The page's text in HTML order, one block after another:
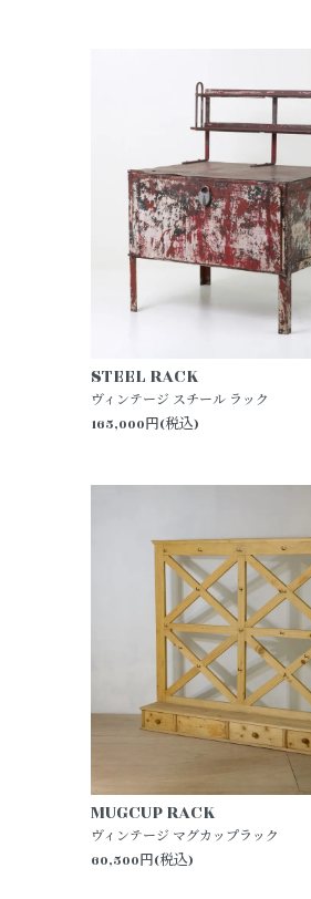
STEEL RACK
ヴィンテージ スチール ラック
165,000円(税込)
MUGCUP RACK
ヴィンテージ マグカップラック
60,500円(税込)